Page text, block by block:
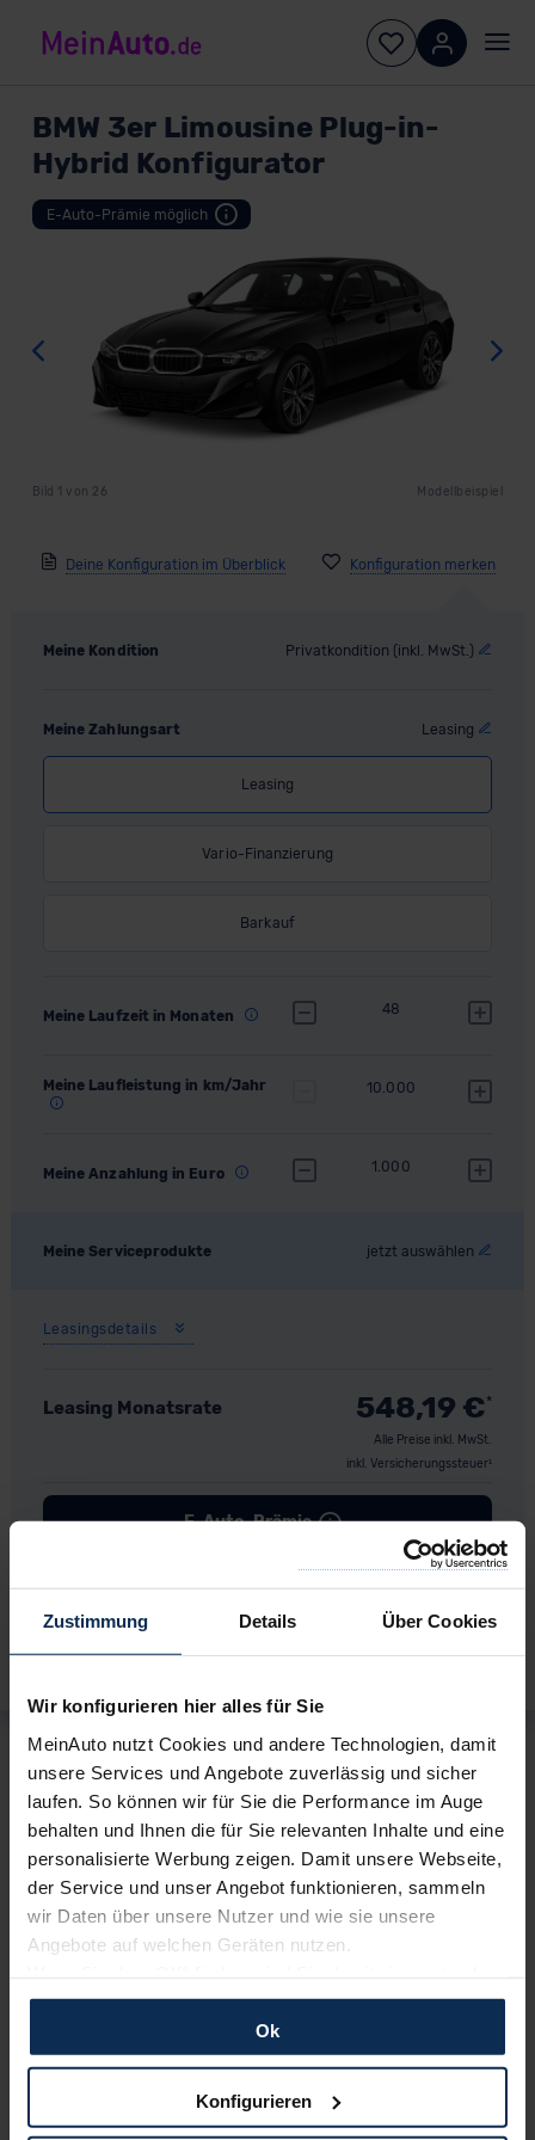
Zustimmung Details Über Cookies
Wir konfigurieren hier alles für Sie
MeinAuto nutzt Cookies und andere Technologien, damit
unsere Services und Angebote zuverlässig und sicher
laufen. So können wir für Sie die Performance im Auge
behalten und Ihnen die für Sie relevanten Inhalte und eine
personalisierte Werbung zeigen. Damit unsere Webseite,
der Service und unser Angebot funktionieren, sammeln
wir Daten über unsere Nutzer und wie sie unsere
Angebote auf welchen Geräten nutzen.
und erlauben uns Cookies für unseren Service zu
verwenden und diese Daten an Dritte weiterzugeben,
etwa an unsere Marketingpartner. Falls Sie dem nicht
wesentlichen Cookies. Leider können wir unsere Inhalte
Ok
Konfigurieren
BMW 3er Limousine Plug-in-
Hybrid Konfigurator
Zurück
Bild 1 von 26 Modellbeispiel
Deine Konfiguration im Überblick
Meine Kondition Privatkondition (inkl. MwSt.)
Meine Zahlungsart Leasing
Leasing
Vario-Finanzierung
Barkauf
Meine Laufzeit in Monaten 48
Meine Laufleistung in km/Jahr 10.000
Meine Anzahlung in Euro 1.000
Meine Serviceprodukte jetzt auswählen
Leasingsdetails
Leasing Monatsrate 548,19 €*
Alle Preise inkl. MwSt.
inkl. Versicherungssteuer¹
Ausstattungslinie wählen:
4-Türer
Modelljahr 2027
Elektro
Listenpreis (UVP) (inkl. MwSt.)
AUSSTATTUNG IM DETAIL